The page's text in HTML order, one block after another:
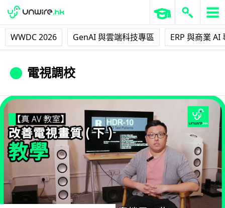
WWDC 2026 GenAI 與雲端科技專區 ERP 與商業 AI
電視調校